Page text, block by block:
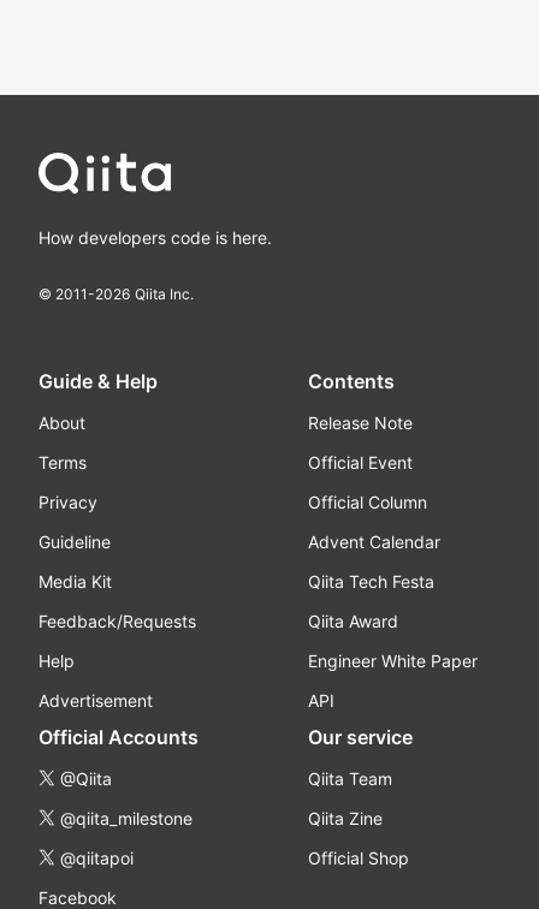
How developers code is here.
© 2011-2026 Qiita Inc.
Guide & Help
About
Terms
Privacy
Guideline
Media Kit
Feedback/Requests
Help
Advertisement
Contents
Release Note
Official Event
Official Column
Advent Calendar
Qiita Tech Festa
Qiita Award
Engineer White Paper
API
Official Accounts
@Qiita
@qiita_milestone
@qiitapoi
Facebook
Our service
Qiita Team
Qiita Zine
Official Shop